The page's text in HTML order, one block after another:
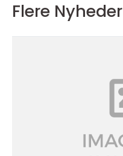
Flere Nyheder